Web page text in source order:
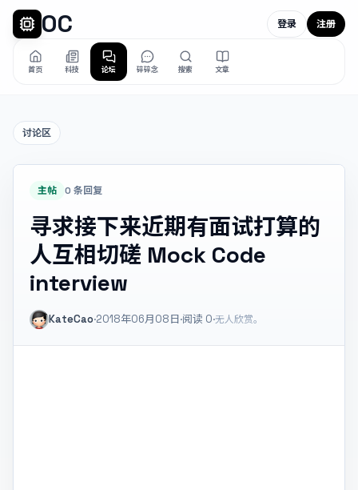
OC
首页 科技 论坛 碎碎念 搜索 文章
登录 注册
讨论区
主帖 0 条回复
寻求接下来近期有面试打算的
人互相切磋 Mock Code
interview
KateCao·2018年06月08日·阅读 0·无人欣赏。